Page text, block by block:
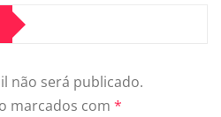
não será publicado.
marcados com *